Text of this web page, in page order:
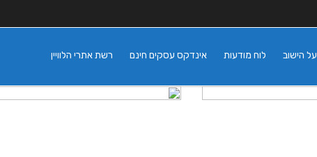
רשת אתרי הלוויין אינדקס עסקים חינם לוח מודעות על הישוב